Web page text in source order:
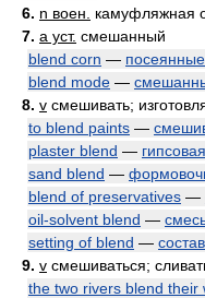
6. n воен.
камуфляжная
7. a уст. смешанный
blend corn —
blend mode —
8. v смешивать;
to blend paints —
plaster blend —
sand blend —
blend of preservatives —
oil-solvent blend —
setting of blend —
9. v смешиваться;
the two rivers blend their